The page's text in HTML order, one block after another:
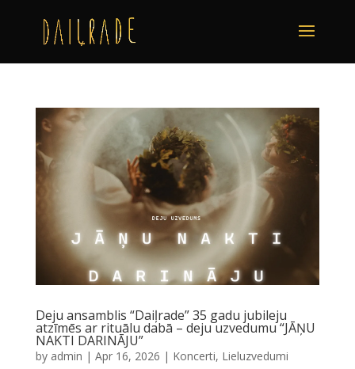
Deju ansamblis “Daiļrade” 35 gadu jubileju
atzīmēs ar rituālu dabā – deju uzvedumu “JĀŅU
NAKTI DARINĀJU”
by admin | Apr 16, 2026 | Koncerti, Lieluzvedumi